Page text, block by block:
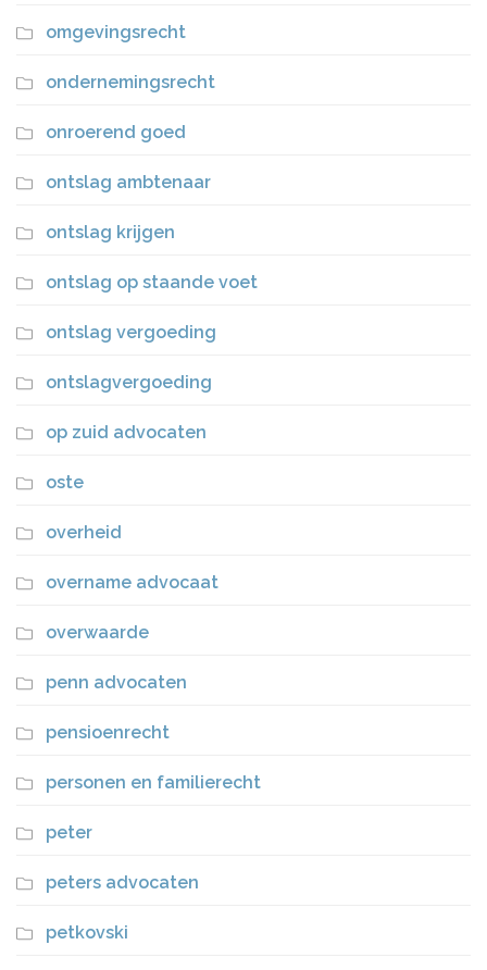
omgevingsrecht
ondernemingsrecht
onroerend goed
ontslag ambtenaar
ontslag krijgen
ontslag op staande voet
ontslag vergoeding
ontslagvergoeding
op zuid advocaten
oste
overheid
overname advocaat
overwaarde
penn advocaten
pensioenrecht
personen en familierecht
peter
peters advocaten
petkovski